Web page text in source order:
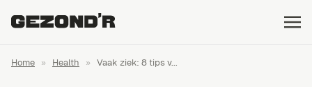
Home » Health » Vaak ziek: 8 tips v...